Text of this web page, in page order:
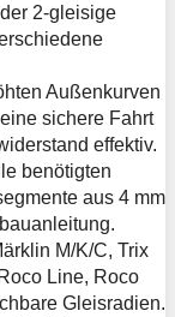
2-gleisige
Außenkurven
sichere Fahrt
effektiv.
benötigten
aus 4 mm
M/K/C, Trix
Line, Roco
Gleisradien.